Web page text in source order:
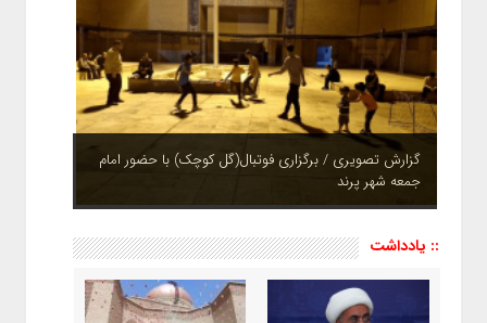
چشم نوازی بوستان های شهر پرند در فصل بهار + تصاویر
:: یادداشت